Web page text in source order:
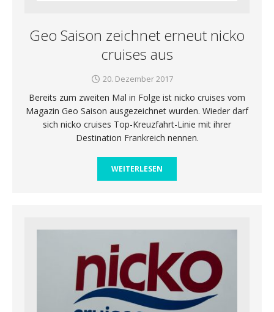
Geo Saison zeichnet erneut nicko
cruises aus
20. Dezember 2017
Bereits zum zweiten Mal in Folge ist nicko cruises vom
Magazin Geo Saison ausgezeichnet wurden. Wieder darf
sich nicko cruises Top-Kreuzfahrt-Linie mit ihrer
Destination Frankreich nennen.
WEITERLESEN